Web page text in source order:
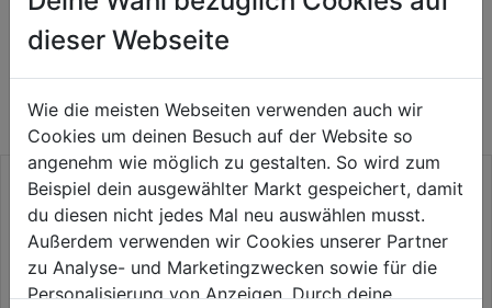
WEITERE PRODUKTE AUS DIESER
dieser Webseite
Wie die meisten Webseiten verwenden auch wir
Cookies um deinen Besuch auf der Website so
angenehm wie möglich zu gestalten. So wird zum
Beispiel dein ausgewählter Markt gespeichert, damit
du diesen nicht jedes Mal neu auswählen musst.
Außerdem verwenden wir Cookies unserer Partner
zu Analyse- und Marketingzwecken sowie für die
Personalisierung von Anzeigen. Durch deine